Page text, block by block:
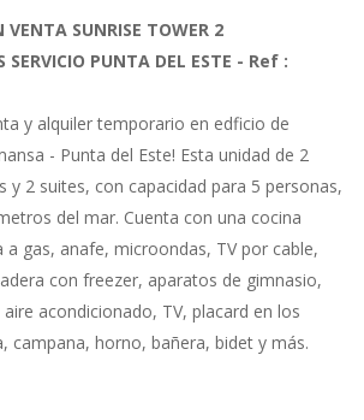
SUNRISE TOWER 2
SERVICIO PUNTA DEL ESTE - Ref :
y alquiler temporario en edficio de
- Punta del Este! Esta unidad de 2
y 2 suites, con capacidad para 5 personas,
del mar. Cuenta con una cocina
a gas, anafe, microondas, TV por cable,
con freezer, aparatos de gimnasio,
acondicionado, TV, placard en los
campana, horno, bañera, bidet y más.